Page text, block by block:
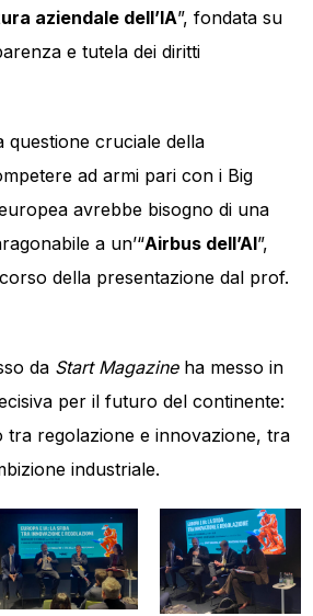
aziendale dell’IA”, fondata su
e tutela dei diritti
questione cruciale della
ad armi pari con i Big
avrebbe bisogno di una
a un’“Airbus dell’AI”,
della presentazione dal prof.
da Start Magazineha messo in
per il futuro del continente:
tra regolazione e innovazione, tra
industriale.